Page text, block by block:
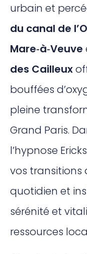
urbain et
du canal de
Mare‑à‑Veuve
des Cailleux
bouffées
pleine
Grand Paris.
l’hypnose
vos transitions
quotidien et
sérénité et
ressources